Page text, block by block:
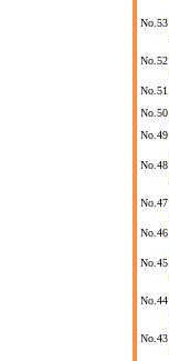
No.53
No.52
No.51
No.50
No.49
No.48
No.47
No.46
No.45
No.44
No.43